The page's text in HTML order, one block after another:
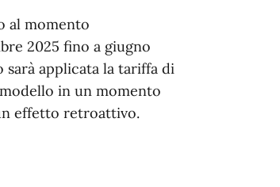
al momento
2025 fino a giugno
sarà applicata la tariffa di
in un momento
effetto retroattivo.